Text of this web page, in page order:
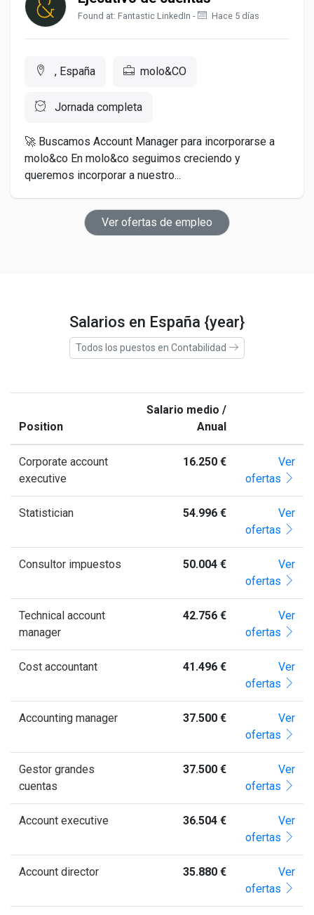
Found at: Fantastic LinkedIn - Hace 5 días
, España molo&CO
Jornada completa
🚀 Buscamos Account Manager para incorporarse a
molo&co En molo&co seguimos creciendo y
queremos incorporar a nuestro...
Ver ofertas de empleo
Salarios en España {year}
Todos los puestos en Contabilidad
Position
Salario medio /
Anual
Corporate account
executive
16.250 €
Ver
ofertas
Statistician 54.996 €
Ver
ofertas
Consultor impuestos 50.004 €
Ver
ofertas
Technical account
manager
42.756 €
Ver
ofertas
Cost accountant 41.496 €
Ver
ofertas
Accounting manager 37.500 €
Ver
ofertas
Gestor grandes
cuentas
37.500 €
Ver
ofertas
Account executive 36.504 €
Ver
ofertas
Account director 35.880 €
Ver
ofertas